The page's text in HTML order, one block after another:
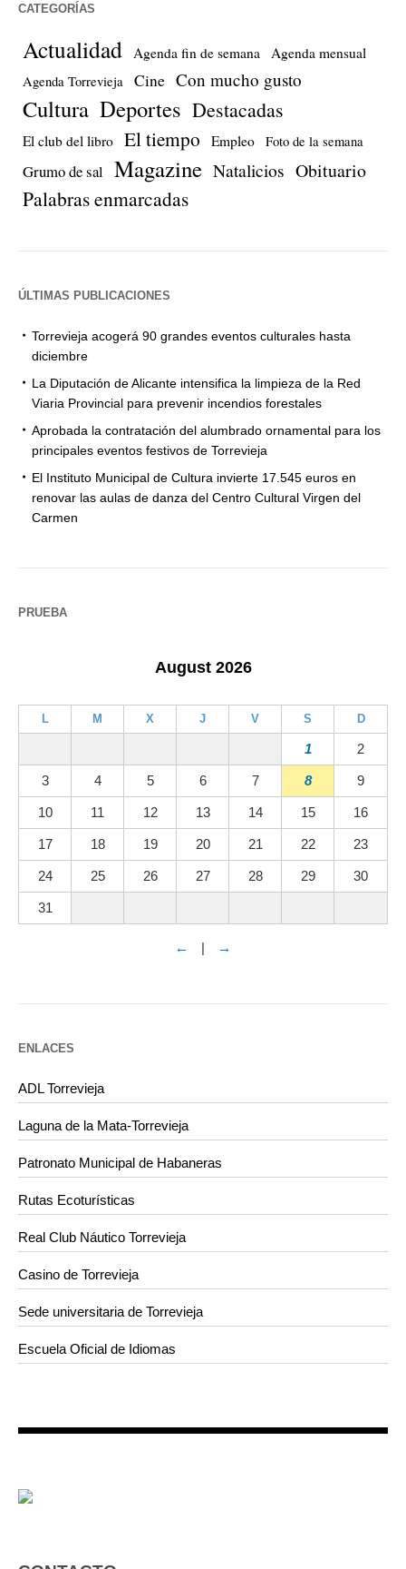
CATEGORÍAS
Actualidad Agenda fin de semana Agenda mensual
Agenda Torrevieja Cine Con mucho gusto
Cultura Deportes Destacadas
El club del libro El tiempo Empleo Foto de la semana
Grumo de sal Magazine Natalicios Obituario
Palabras enmarcadas
ÚLTIMAS PUBLICACIONES
Torrevieja acogerá 90 grandes eventos culturales hasta
diciembre
La Diputación de Alicante intensifica la limpieza de la Red
Viaria Provincial para prevenir incendios forestales
Aprobada la contratación del alumbrado ornamental para los
principales eventos festivos de Torrevieja
El Instituto Municipal de Cultura invierte 17.545 euros en
renovar las aulas de danza del Centro Cultural Virgen del
Carmen
PRUEBA
August 2026
L M X J V S D
1 2
3 4 5 6 7 8 9
10 11 12 13 14 15 16
17 18 19 20 21 22 23
24 25 26 27 28 29 30
31
← | →
ENLACES
ADL Torrevieja
Laguna de la Mata-Torrevieja
Patronato Municipal de Habaneras
Rutas Ecoturísticas
Real Club Náutico Torrevieja
Casino de Torrevieja
Sede universitaria de Torrevieja
Escuela Oficial de Idiomas